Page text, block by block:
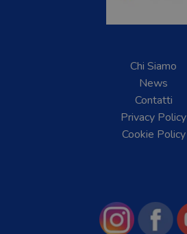
Chi Siamo
News
Contatti
Privacy Policy
Cookie Policy